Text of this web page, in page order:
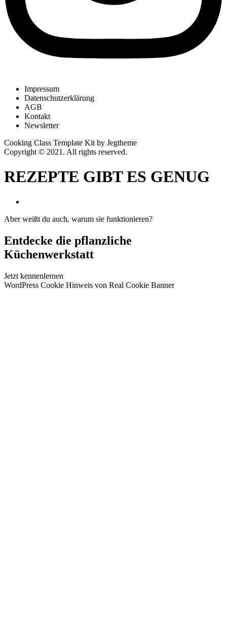
Impressum
Datenschutzerklärung
AGB
Kontakt
Newsletter
Cooking Class Template Kit by Jegtheme
Copyright © 2021. All rights reserved.
REZEPTE GIBT ES GENUG
Aber weißt du auch, warum sie funktionieren?
Entdecke die pflanzliche
Küchenwerkstatt
Jetzt kennenlernen
WordPress Cookie Hinweis von Real Cookie Banner